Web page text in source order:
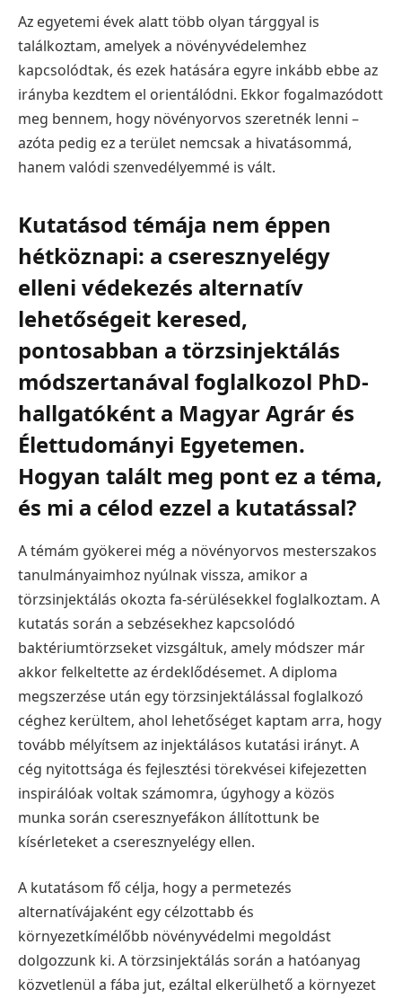
Az egyetemi évek alatt több olyan tárggyal is
találkoztam, amelyek a növényvédelemhez
kapcsolódtak, és ezek hatására egyre inkább ebbe az
irányba kezdtem el orientálódni. Ekkor fogalmazódott
meg bennem, hogy növényorvos szeretnék lenni –
azóta pedig ez a terület nemcsak a hivatásommá,
hanem valódi szenvedélyemmé is vált.
Kutatásod témája nem éppen
hétköznapi: a cseresznyelégy
elleni védekezés alternatív
lehetőségeit keresed,
pontosabban a törzsinjektálás
módszertanával foglalkozol PhD-
hallgatóként a Magyar Agrár és
Élettudományi Egyetemen.
Hogyan talált meg pont ez a téma,
és mi a célod ezzel a kutatással?
A témám gyökerei még a növényorvos mesterszakos
tanulmányaimhoz nyúlnak vissza, amikor a
törzsinjektálás okozta fa-sérülésekkel foglalkoztam. A
kutatás során a sebzésekhez kapcsolódó
baktériumtörzseket vizsgáltuk, amely módszer már
akkor felkeltette az érdeklődésemet. A diploma
megszerzése után egy törzsinjektálással foglalkozó
céghez kerültem, ahol lehetőséget kaptam arra, hogy
tovább mélyítsem az injektálásos kutatási irányt. A
cég nyitottsága és fejlesztési törekvései kifejezetten
inspirálóak voltak számomra, úgyhogy a közös
munka során cseresznyefákon állítottunk be
kísérleteket a cseresznyelégy ellen.
A kutatásom fő célja, hogy a permetezés
alternatívájaként egy célzottabb és
környezetkímélőbb növényvédelmi megoldást
dolgozzunk ki. A törzsinjektálás során a hatóanyag
közvetlenül a fába jut, ezáltal elkerülhető a környezet